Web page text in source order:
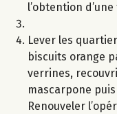
l’obtention
Lever les
biscuits orange
verrines,
mascarpone
Renouveler